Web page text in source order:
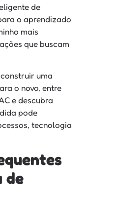
de
o aprendizado
mais
que buscam
uma
o novo, entre
e descubra
pode
tecnologia
de